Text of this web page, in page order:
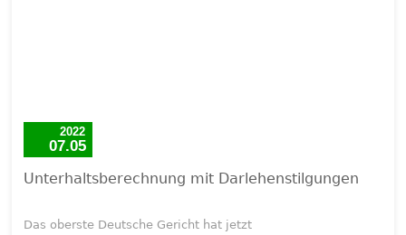
2022
07.05
Unterhaltsberechnung mit Darlehenstilgungen
Das oberste Deutsche Gericht hat jetzt